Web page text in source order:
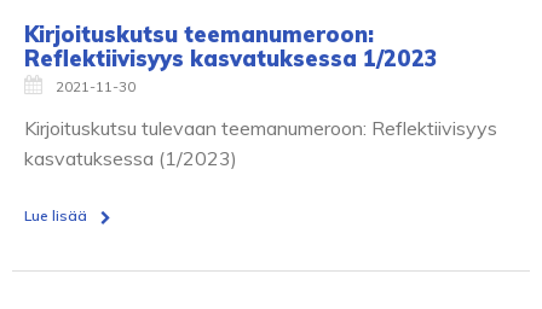
Kirjoituskutsu teemanumeroon:
Reflektiivisyys kasvatuksessa 1/2023
2021-11-30
Kirjoituskutsu tulevaan teemanumeroon: Reflektiivisyys
kasvatuksessa (1/2023)
Lue lisää